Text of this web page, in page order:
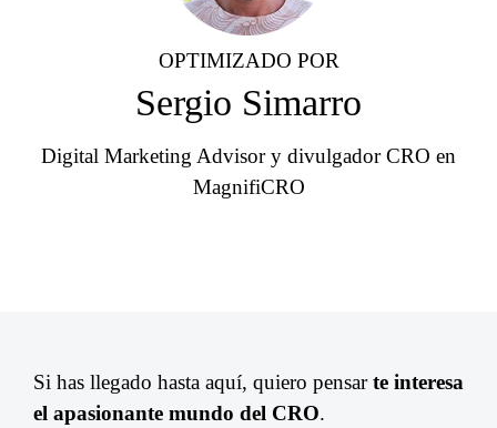
OPTIMIZADO POR
Sergio Simarro
Digital Marketing Advisor y divulgador CRO en
MagnifiCRO
Si has llegado hasta aquí, quiero pensarte interesa
el apasionante mundo del CRO.